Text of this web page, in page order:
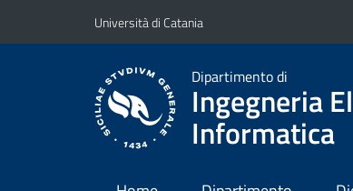
Vai al contenuto principale
Vai al menu di navigazione
Università di Catania
Dipartimento di
Ingegneria
Informatica